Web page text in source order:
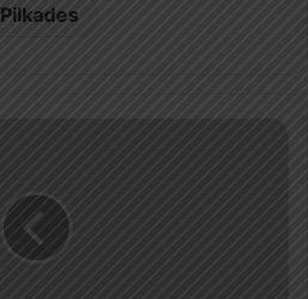
Pilkades